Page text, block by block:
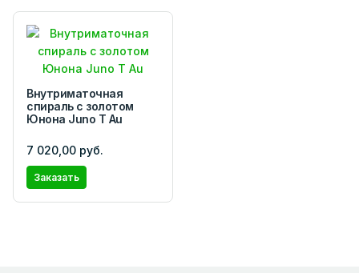
Внутриматочная
спираль с золотом
Юнона Juno Т Au
7 020,00 руб.
Заказать